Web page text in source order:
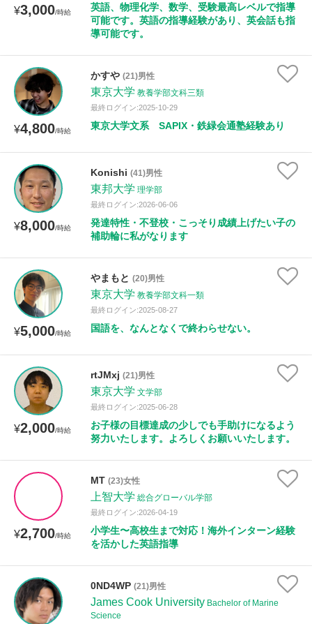
¥3,000/時給
英語、物理化学、数学、受験最高レベルで指導
可能です。英語の指導経験があり、英会話も指
導可能です。
¥4,800/時給
かすや (21)男性
東京大学 教養学部文科三類
最終ログイン:2025-10-29
東京大学文系 SAPIX・鉄緑会通塾経験あり
¥8,000/時給
Konishi (41)男性
東邦大学 理学部
最終ログイン:2026-06-06
発達特性・不登校・こっそり成績上げたい子の
補助輪に私がなります
¥5,000/時給
やまもと (20)男性
東京大学 教養学部文科一類
最終ログイン:2025-08-27
国語を、なんとなくで終わらせない。
¥2,000/時給
rtJMxj (21)男性
東京大学 文学部
最終ログイン:2025-06-28
お子様の目標達成の少しでも手助けになるよう
努力いたします。よろしくお願いいたします。
¥2,700/時給
MT (23)女性
上智大学 総合グローバル学部
最終ログイン:2026-04-19
小学生〜高校生まで対応！海外インターン経験
を活かした英語指導
0ND4WP (21)男性
James Cook University Bachelor of Marine
Science
性別